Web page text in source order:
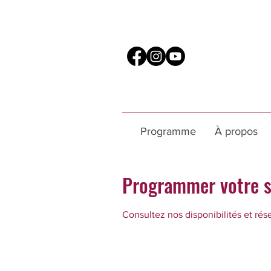
Programme À propos
Programmer votre
Consultez nos disponibilités et